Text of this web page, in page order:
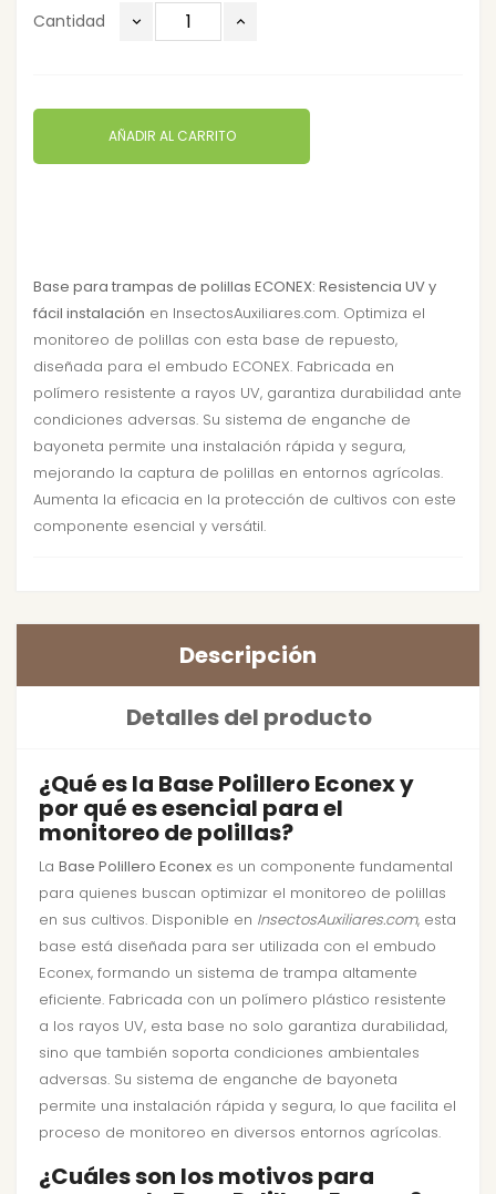
Cantidad
AÑADIR AL CARRITO
Base para trampas de polillas ECONEX: Resistencia UV y
fácil instalación en InsectosAuxiliares.com. Optimiza el
monitoreo de polillas con esta base de repuesto,
diseñada para el embudo ECONEX. Fabricada en
polímero resistente a rayos UV, garantiza durabilidad ante
condiciones adversas. Su sistema de enganche de
bayoneta permite una instalación rápida y segura,
mejorando la captura de polillas en entornos agrícolas.
Aumenta la eficacia en la protección de cultivos con este
componente esencial y versátil.
Descripción
Detalles del producto
¿Qué es la Base Polillero Econex y
por qué es esencial para el
monitoreo de polillas?
La Base Polillero Econex es un componente fundamental
para quienes buscan optimizar el monitoreo de polillas
en sus cultivos. Disponible en InsectosAuxiliares.com, esta
base está diseñada para ser utilizada con el embudo
Econex, formando un sistema de trampa altamente
eficiente. Fabricada con un polímero plástico resistente
a los rayos UV, esta base no solo garantiza durabilidad,
sino que también soporta condiciones ambientales
adversas. Su sistema de enganche de bayoneta
permite una instalación rápida y segura, lo que facilita el
proceso de monitoreo en diversos entornos agrícolas.
¿Cuáles son los motivos para